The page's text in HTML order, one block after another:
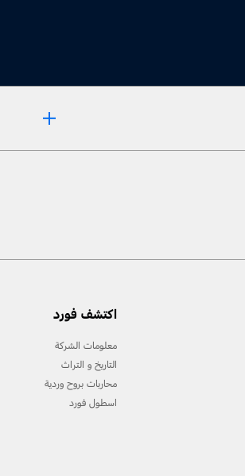
اكتشف فورد
معلومات الشركة
التاريخ و التراث
محاربات بروح وردية
اسطول فورد